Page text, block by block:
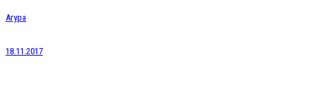
Агура
18.11.2017